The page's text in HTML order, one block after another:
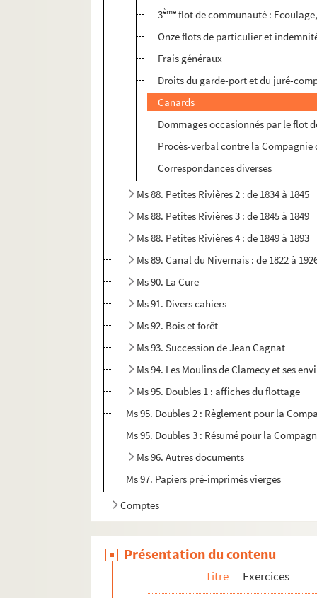
3ème flot de communauté :
Onze flots de particulier et
Frais généraux
Droits du garde-port et du juré-
Canards
Dommages occasionnés par le flot
Procès-verbal contre la Compagnie
Correspondances diverses
Ms 88. Petites Rivières 2 : de 1834 à 1845
Ms 88. Petites Rivières 3 : de 1845 à 1849
Ms 88. Petites Rivières 4 : de 1849 à 1893
Ms 89. Canal du Nivernais : de 1822 à
Ms 90. La Cure
Ms 91. Divers cahiers
Ms 92. Bois et forêt
Ms 93. Succession de Jean Cagnat
Ms 94. Les Moulins de Clamecy et ses
Ms 95. Doubles 1 : affiches du flottage
Ms 95. Doubles 2 : Règlement pour la
Ms 95. Doubles 3 : Résumé pour la
Ms 96. Autres documents
Ms 97. Papiers pré-imprimés vierges
Comptes
Présentation du contenu
Titre Exercices